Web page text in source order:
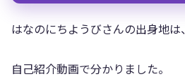
はなのにちようびさんの出身地は、
自己紹介動画で分かりました。